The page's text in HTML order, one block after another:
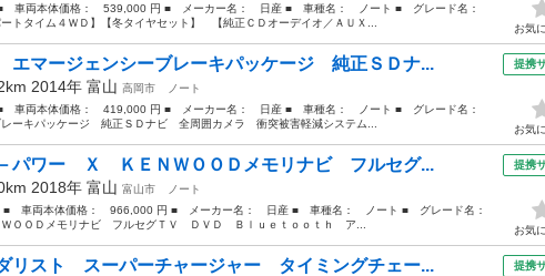
車両本体価格： 539,000 円 ■ メーカー名： 日産 ■ 車種名： ノート ■ グレード名：
トタイム４ＷＤ】【冬タイヤセット】 【純正ＣＤオーデイオ／ＡＵＸ...
お気
エマージェンシーブレーキパッケージ 純正ＳＤナ...
2014年 富山 高岡市
ノート
車両本体価格： 419,000 円 ■ メーカー名： 日産 ■ 車種名： ノート ■ グレード名：
ーキパッケージ 純正ＳＤナビ 全周囲カメラ 衝突被害軽減システム...
提携
お気
－パワー Ｘ ＫＥＮＷＯＯＤメモリナビ フルセグ...
2018年 富山 富山市
ノート
■ 車両本体価格： 966,000 円 ■ メーカー名： 日産 ■ 車種名： ノート ■ グレード名：
ＯＯＤメモリナビ フルセグＴＶ ＤＶＤ Ｂｌｕｅｔｏｏｔｈ ア...
提携
お気
リスト スーパーチャージャー タイミングチェー... 提携